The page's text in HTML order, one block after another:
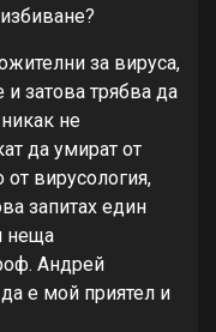
за вируса,
затова трябва да
не
да умират от
от вирусология,
запитах един
неща
Андрей
е мой приятел и